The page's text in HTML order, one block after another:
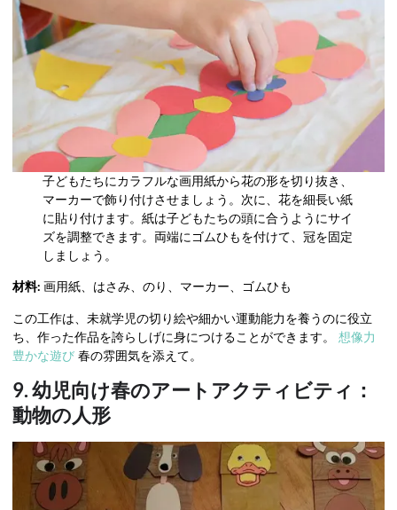
子どもたちにカラフルな画用紙から花の形を切り抜き、
マーカーで飾り付けさせましょう。次に、花を細長い紙
に貼り付けます。紙は子どもたちの頭に合うようにサイ
ズを調整できます。両端にゴムひもを付けて、冠を固定
しましょう。
材料: 画用紙、はさみ、のり、マーカー、ゴムひも
この工作は、未就学児の切り絵や細かい運動能力を養うのに役立
ち、作った作品を誇らしげに身につけることができます。 想像力
豊かな遊び 春の雰囲気を添えて。
9. 幼児向け春のアートアクティビティ：
動物の人形